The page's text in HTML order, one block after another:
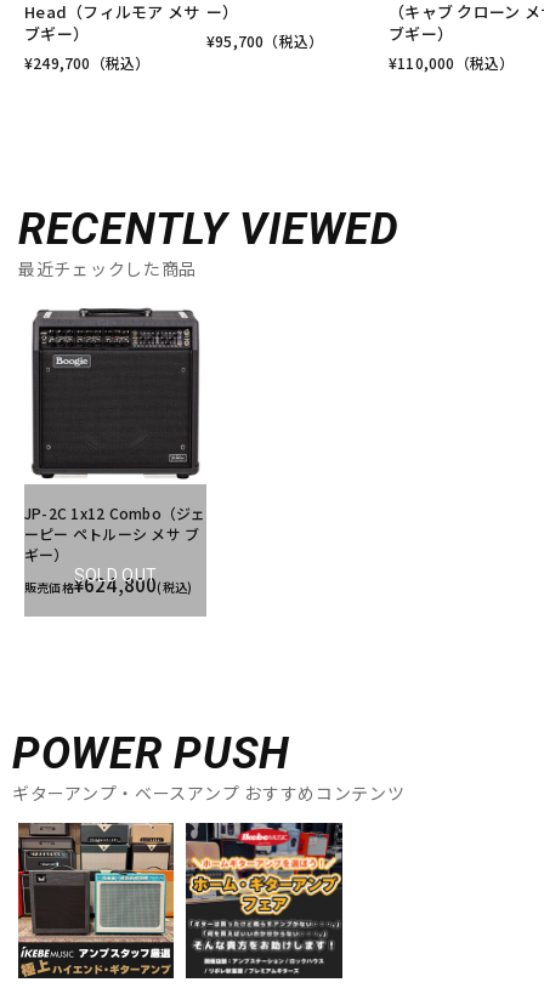
Head（フィルモア メサ
ブギー）
¥249,700 （税込）
ー）
¥95,700 （税込）
（キャブ クローン
ブギー）
¥110,000 （税込）
RECENTLY VIEWED
最近チェックした商品
SOLD OUT
JP-2C 1x12 Combo（ジェ
ーピー ペトルーシ メサ ブ
ギー）
販売価格¥624,800(税込)
POWER PUSH
ギターアンプ・ベースアンプ おすすめコンテンツ